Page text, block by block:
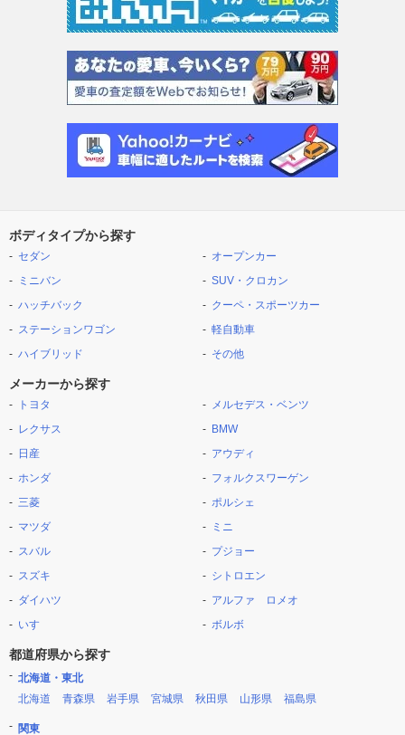
ボディタイプから探す
セダン
ミニバン
ハッチバック
ステーションワゴン
ハイブリッド
オープンカー
SUV・クロカン
クーペ・スポーツカー
軽自動車
その他
メーカーから探す
トヨタ
レクサス
日産
ホンダ
三菱
マツダ
スバル
スズキ
ダイハツ
いすゞ
メルセデス・ベンツ
BMW
アウディ
フォルクスワーゲン
ポルシェ
ミニ
プジョー
シトロエン
アルファ ロメオ
ボルボ
都道府県から探す
北海道・東北
北海道
青森県 岩手県 宮城県 秋田県 山形県 福島県
関東